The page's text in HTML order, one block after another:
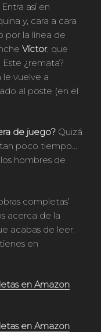
Entra así en
y, cara a cara
por la línea de
Víctor, que
¿remata?
le vuelve a
al poste (en el
de juego? Quizá
poco tiempo…
hombres de
completas’
acerca de la
acabas de leer.
en
en Amazon
en Amazon